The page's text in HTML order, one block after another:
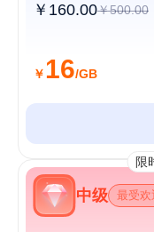
￥160.00￥500.00
￥16/GB
限
中级 最受欢